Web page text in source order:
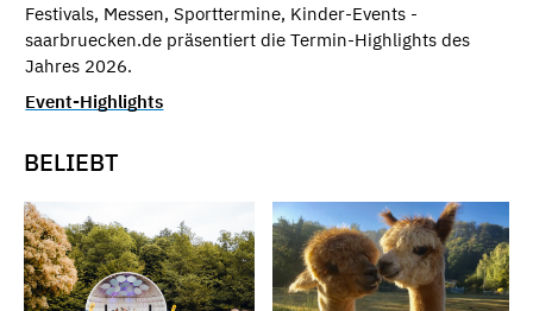
Festivals, Messen, Sporttermine, Kinder-Events -
saarbruecken.de präsentiert die Termin-Highlights des
Jahres 2026.
Event-Highlights
BELIEBT